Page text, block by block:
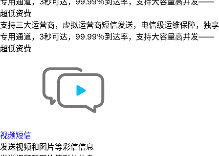
超低资费
支持三大运营商，虚拟运营商短信发送，电信级运维保障，独享
专用通道，3秒可达，99.99％到达率，支持大容量高并发——
超低资费
视频短信
发送视频和图片等彩信信息